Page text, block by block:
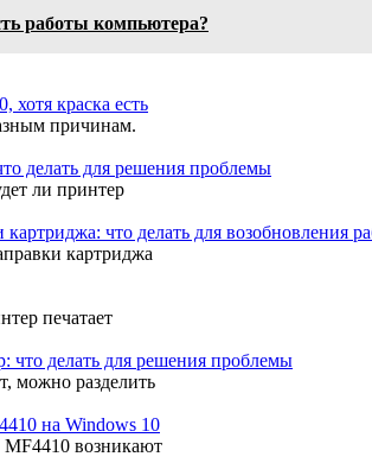
работы компьютера?
хотя краска есть
причинам.
делать для решения проблемы
ли принтер
что делать для возобновления
картриджа
печатает
что делать для решения проблемы
можно разделить
на Windows 10
MF4410 возникают